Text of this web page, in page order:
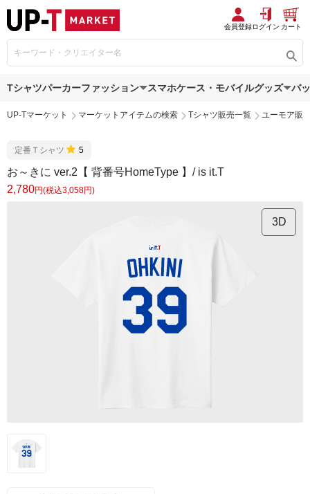
会員登録ログイン カート
Tシャツパーカーファッション スマホケース・モバイルグッズ バ
UP-Tマーケット マーケットアイテムの検索 Tシャツ販売一覧 ユーモア販
定番Ｔシャツ 5
お～きに ver.2【 背番号HomeType 】/ is it.T
2,780円(税込3,058円)
3D